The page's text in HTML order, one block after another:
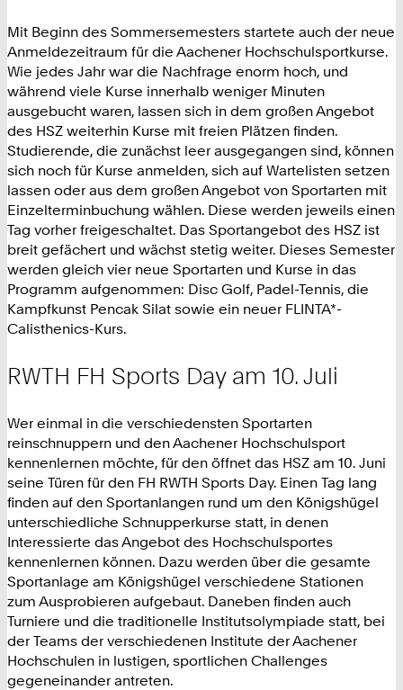
Mit Beginn des Sommersemesters startete auch der neue
Anmeldezeitraum für die Aachener Hochschulsportkurse.
Wie jedes Jahr war die Nachfrage enorm hoch, und
während viele Kurse innerhalb weniger Minuten
ausgebucht waren, lassen sich in dem großen Angebot
des HSZ weiterhin Kurse mit freien Plätzen finden.
Studierende, die zunächst leer ausgegangen sind, können
sich noch für Kurse anmelden, sich auf Wartelisten setzen
lassen oder aus dem großen Angebot von Sportarten mit
Einzelterminbuchung wählen. Diese werden jeweils einen
Tag vorher freigeschaltet. Das Sportangebot des HSZ ist
breit gefächert und wächst stetig weiter. Dieses Semester
werden gleich vier neue Sportarten und Kurse in das
Programm aufgenommen: Disc Golf, Padel-Tennis, die
Kampfkunst Pencak Silat sowie ein neuer FLINTA*-
Calisthenics-Kurs.
RWTH FH Sports Day am 10. Juli
Wer einmal in die verschiedensten Sportarten
reinschnuppern und den Aachener Hochschulsport
kennenlernen möchte, für den öffnet das HSZ am 10. Juni
seine Türen für den FH RWTH Sports Day. Einen Tag lang
finden auf den Sportanlangen rund um den Königshügel
unterschiedliche Schnupperkurse statt, in denen
Interessierte das Angebot des Hochschulsportes
kennenlernen können. Dazu werden über die gesamte
Sportanlage am Königshügel verschiedene Stationen
zum Ausprobieren aufgebaut. Daneben finden auch
Turniere und die traditionelle Institutsolympiade statt, bei
der Teams der verschiedenen Institute der Aachener
Hochschulen in lustigen, sportlichen Challenges
gegeneinander antreten.